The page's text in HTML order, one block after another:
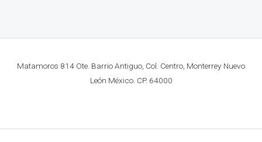
Matamoros 814 Ote. Barrio Antiguo, Col. Centro, Monterrey Nuevo
León México. CP. 64000